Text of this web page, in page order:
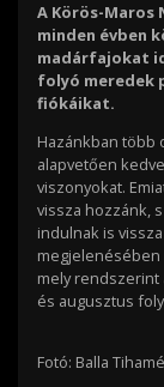
A Körös-Maros
minden évben
madárfajokat
folyó meredek
fiókáikat.
Hazánkban több
alapvetően
viszonyokat.
vissza hozzánk,
indulnak is
megjelenésében
mely rendszerint
és augusztus
Fotó: Balla